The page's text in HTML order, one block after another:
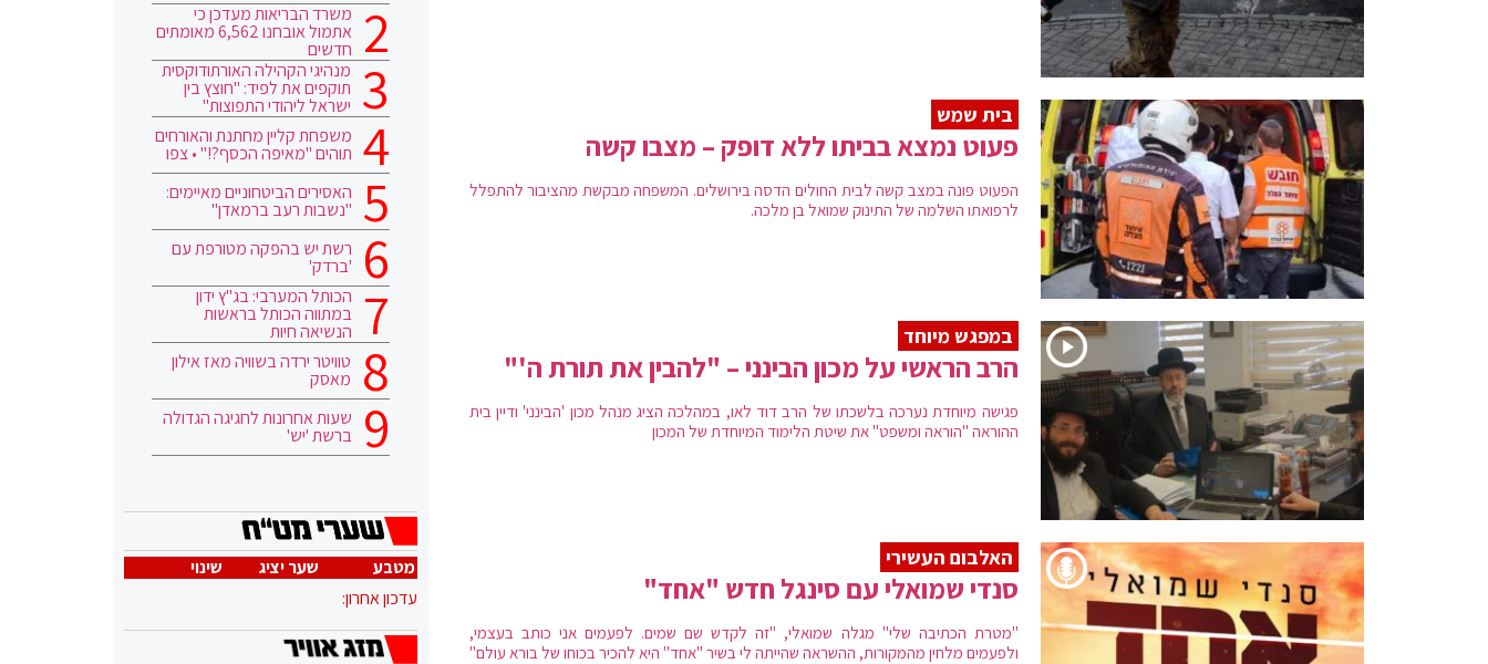
בית שמש
פעוט נמצא בביתו ללא דופק – מצבו קשה
הפעוט פונה במצב קשה לבית החולים הדסה בירושלים. המשפחה מבקשת מהציבור להתפלל
לרפואתו השלמה של התינוק שמואל בן מלכה.
במפגש מיוחד
הרב הראשי על מכון הבינני – "להבין את תורת ה'"
פגישה מיוחדת נערכה בלשכתו של הרב דוד לאו, במהלכה הציג מנהל מכון 'הבינני' ודיין בית
ההוראה "הוראה ומשפט" את שיטת הלימוד המיוחדת של המכון
האלבום העשירי
סנדי שמואלי עם סינגל חדש "אחד"
"מטרת הכתיבה שלי" מגלה שמואלי, "זה לקדש שם שמים. לפעמים אני כותב בעצמי,
ולפעמים מלחין מהמקורות, ההשראה שהייתה לי בשיר "אחד" היא להכיר בכוחו של בורא עולם"
משרד הבריאות מעדכן כי
אתמול אובחנו 6,562 מאומתים
חדשים
מנהיגי הקהילה האורתודוקסית
תוקפים את לפיד: "חוצץ בין
ישראל ליהודי התפוצות"
משפחת קליין מחתנת והאורחים
תוהים "מאיפה הכסף?!" • צפו
האסירים הביטחוניים מאיימים:
"נשבות רעב ברמאדן"
רשת יש בהפקה מטורפת עם
'ברדק'
הכותל המערבי: בג"ץ ידון
במתווה הכותל בראשות
הנשיאה חיות
טוויטר ירדה בשוויה מאז אילון
מאסק
שעות אחרונות לחגיגה הגדולה
ברשת 'יש'
מטבע שער יציג
שינוי
עדכון אחרון: